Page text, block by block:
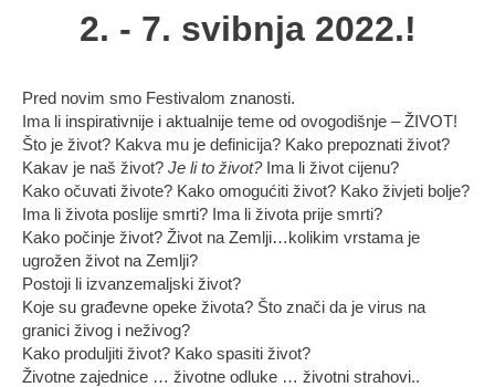
2. - 7. svibnja 2022.!
Pred novim smo Festivalom znanosti.
Ima li inspirativnije i aktualnije teme od ovogodišnje – ŽIVOT!
Što je život? Kakva mu je definicija? Kako prepoznati život?
Kakav je naš život?Je li to život?Ima li život cijenu?
Kako očuvati živote? Kako omogućiti život? Kako živjeti bolje?
Ima li života poslije smrti? Ima li života prije smrti?
Kako počinje život? Život na Zemlji…kolikim vrstama je
ugrožen život na Zemlji?
Postoji li izvanzemaljski život?
Koje su građevne opeke života? Što znači da je virus na
granici živog i neživog?
Kako produljiti život? Kako spasiti život?
Životne zajednice … životne odluke … životni strahovi..